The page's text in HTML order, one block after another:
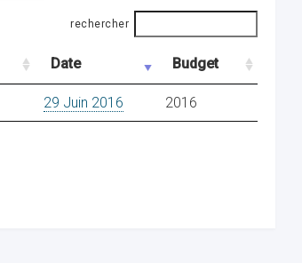
rechercher
Date Budget
29 Juin 2016 2016